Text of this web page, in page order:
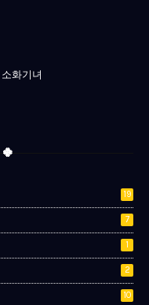
화기녀
19
7
1
2
10